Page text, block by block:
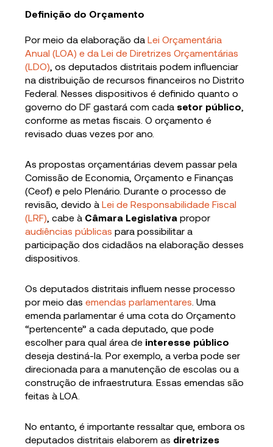
Definição do Orçamento
Por meio da elaboração daLei Orçamentária
Anual (LOA) e da Lei de Diretrizes Orçamentárias
(LDO) , os deputados distritais podem influenciar
na distribuição de recursos financeiros no Distrito
Federal. Nesses dispositivos é definido quanto o
governo do DF gastará com cada setor público
conforme as metas fiscais. O orçamento é
revisado duas vezes por ano.
As propostas orçamentárias devem passar pela
Comissão de Economia, Orçamento e Finanças
(Ceof) e pelo Plenário. Durante o processo de
revisão, devido àLei de Responsabilidade Fiscal
(LRF) , cabe à Câmara Legislativa propor
audiências públicas para possibilitar a
participação dos cidadãos na elaboração desses
dispositivos.
Os deputados distritais influem nesse processo
por meio dasemendas parlamentares . Uma
emenda parlamentar é uma cota do Orçamento
“pertencente” a cada deputado, que pode
escolher para qual área de interesse público
deseja destiná-la. Por exemplo, a verba pode ser
direcionada para a manutenção de escolas ou a
construção de infraestrutura. Essas emendas são
feitas à LOA.
No entanto, é importante ressaltar que, embora os
deputados distritais elaborem as diretrizes